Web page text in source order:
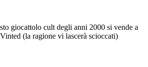
giocattolo cult degli anni 2000 si vende a
(la ragione vi lascerà scioccati)